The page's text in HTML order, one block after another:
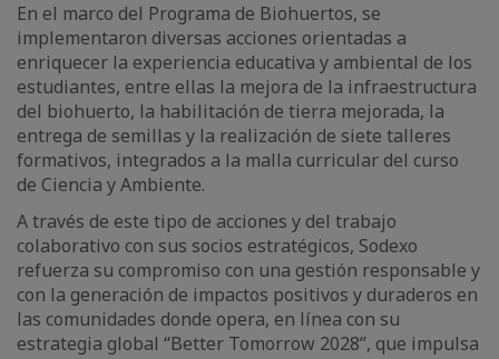
En el marco del Programa de Biohuertos, se
implementaron diversas acciones orientadas a
enriquecer la experiencia educativa y ambiental de los
estudiantes, entre ellas la mejora de la infraestructura
del biohuerto, la habilitación de tierra mejorada, la
entrega de semillas y la realización de siete talleres
formativos, integrados a la malla curricular del curso
de Ciencia y Ambiente.
A través de este tipo de acciones y del trabajo
colaborativo con sus socios estratégicos, Sodexo
refuerza su compromiso con una gestión responsable y
con la generación de impactos positivos y duraderos en
las comunidades donde opera, en línea con su
estrategia global “Better Tomorrow 2028”, que impulsa